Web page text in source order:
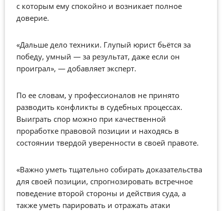
с которым ему спокойно и возникает полное
доверие.
«Дальше дело техники. Глупый юрист бьётся за
победу, умный — за результат, даже если он
проиграл», — добавляет эксперт.
По ее словам, у профессионалов не принято
разводить конфликты в судебных процессах.
Выиграть спор можно при качественной
проработке правовой позиции и находясь в
состоянии твердой уверенности в своей правоте.
«Важно уметь тщательно собирать доказательства
для своей позиции, спрогнозировать встречное
поведение второй стороны и действия суда, а
также уметь парировать и отражать атаки